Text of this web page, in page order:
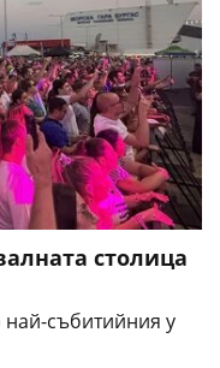
столица
най-събитийния у